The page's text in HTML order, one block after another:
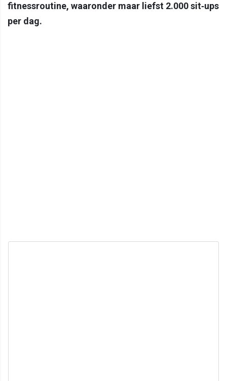
fitnessroutine, waaronder maar liefst 2.000 sit‐ups
per dag.